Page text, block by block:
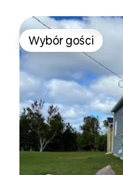
Wybór gości
Wybór gości